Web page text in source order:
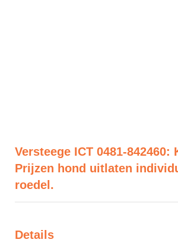
Versteege ICT 0481-842460:
Prijzen hond uitlaten
roedel.
Details